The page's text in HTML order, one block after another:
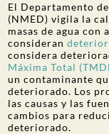
El Departamento
(NMED) vigila la
masas de agua con
consideran
considera
Máxima Total
un contaminante
deteriorado. Los
las causas y las
cambios para
deteriorado.